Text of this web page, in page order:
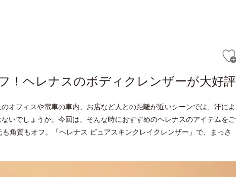
！ヘレナスのボディクレンザーが大好評
オフィスや電車の車内、お店など人との距離が近いシーンでは、汗によ
いでしょうか。今回は、そんな時におすすめのヘレナスのアイテムをご
角質もオフ。「ヘレナス ピュアスキンクレイクレンザー」で、まっさ